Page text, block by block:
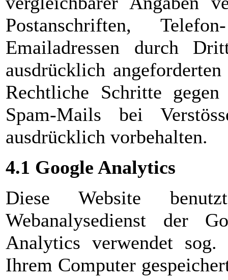
Postanschriften,
Emailadressen durch
ausdrücklich
Rechtliche Schritte
Spam-Mails bei
ausdrücklich vorbehalten.
4.1 Google Analytics
Diese Website
Webanalysedienst der
Analytics verwendet sog.
Ihrem Computer